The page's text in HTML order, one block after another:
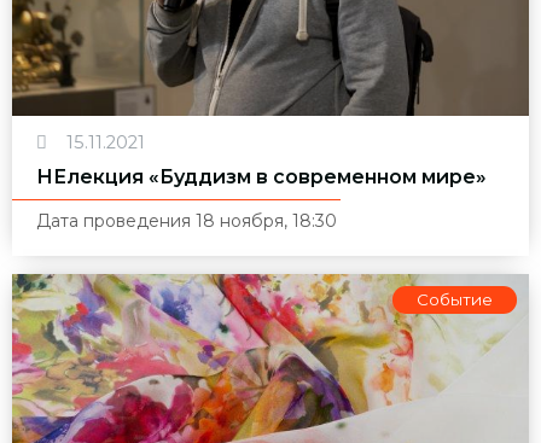
15.11.2021
НЕлекция «Буддизм в современном мире»
Дата проведения 18 ноября, 18:30
Событие